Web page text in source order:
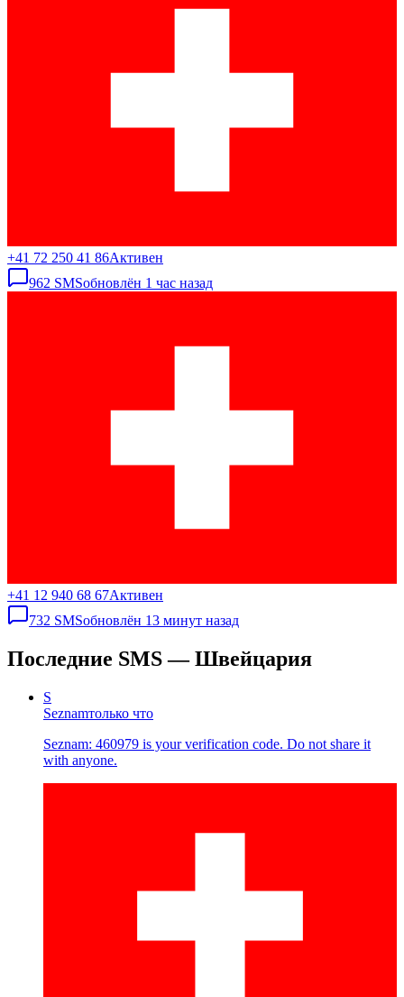
+41 72 250 41 86Активен
962 SMSобновлён 1 час назад
+41 12 940 68 67Активен
732 SMSобновлён 13 минут назад
Последние SMS — Швейцария
S
Seznamтолько что
Seznam: 460979 is your verification code. Do not share it
with anyone.